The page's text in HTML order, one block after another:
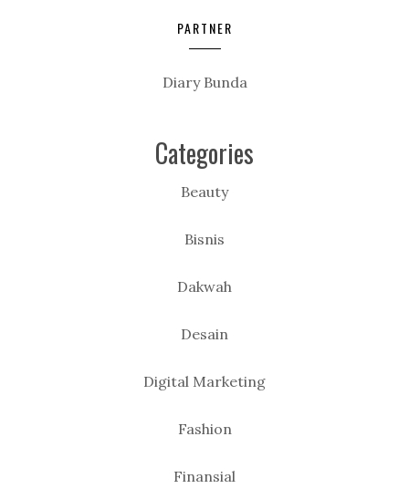
PARTNER
Diary Bunda
Categories
Beauty
Bisnis
Dakwah
Desain
Digital Marketing
Fashion
Finansial